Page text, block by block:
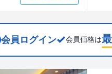
会員ログイン 会員価格は